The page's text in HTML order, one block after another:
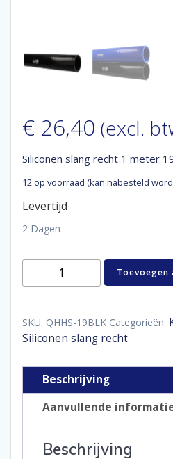
€ 26,40 (excl.
Siliconen slang recht 1 meter
12 op voorraad (kan nabesteld
Levertijd
2 Dagen
Siliconen
meter
19
aantal
Toevoegen
SKU: QHHS-19BLK Categorieën:
Siliconen slang recht
Beschrijving
Aanvullende
Beschrijving